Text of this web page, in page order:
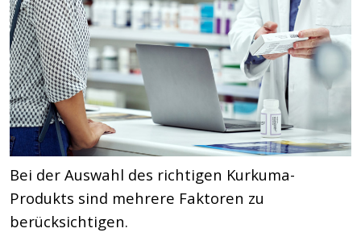
Bei der Auswahl des richtigen Kurkuma-
Produkts sind mehrere Faktoren zu
berücksichtigen.